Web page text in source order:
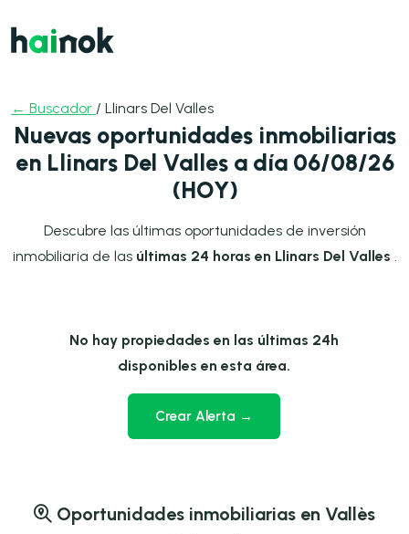
← Buscador / Llinars Del Valles
Nuevas oportunidades inmobiliarias
en Llinars Del Valles a día 06/08/26
(HOY)
Descubre las últimas oportunidades de inversión
inmobiliaria de las últimas 24 horas en Llinars Del Valles
No hay propiedades en las últimas 24h
disponibles en esta área.
Crear Alerta →
Oportunidades inmobiliarias en Vallès